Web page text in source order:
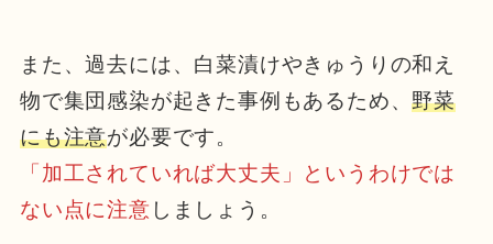
また、過去には、白菜漬けやきゅうりの和え
物で集団感染が起きた事例もあるため、野菜
にも注意が必要です。
「加工されていれば大丈夫」というわけでは
ない点に注意 しましょう。